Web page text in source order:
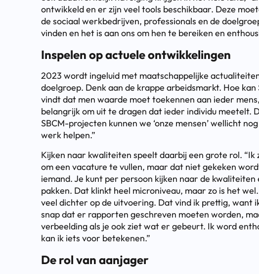
ontwikkeld en er zijn veel tools beschikbaar. Deze
de sociaal werkbedrijven, professionals en de
vinden en het is aan ons om hen te bereiken en
Inspelen op actuele ontwikkelingen
2023 wordt ingeluid met maatschappelijke
doelgroep. Denk aan de krappe arbeidsmarkt. Hoe kan
vindt dat men waarde moet toekennen aan ieder
belangrijk om uit te dragen dat ieder individu meetelt.
SBCM-projecten kunnen we ‘onze mensen’ wellicht
werk helpen.”
Kijken naar kwaliteiten speelt daarbij een grote rol.
om een vacature te vullen, maar dat niet gekeken
iemand. Je kunt per persoon kijken naar de
pakken. Dat klinkt heel microniveau, maar zo is het
veel dichter op de uitvoering. Dat vind ik prettig, want
snap dat er rapporten geschreven moeten worden,
verbeelding als je ook ziet wat er gebeurt. Ik word
kan ik iets voor betekenen.”
De rol van aanjager